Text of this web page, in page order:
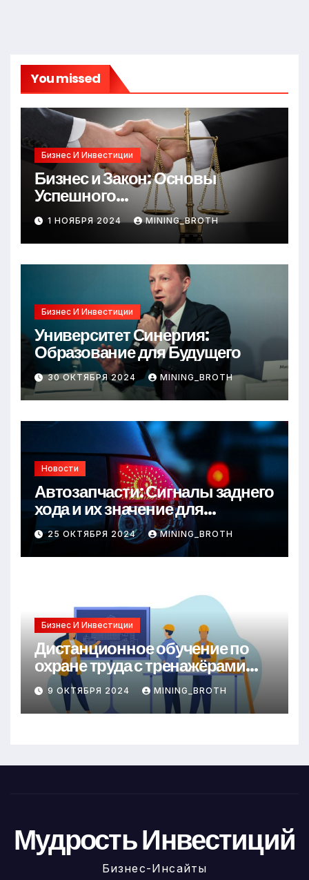
You missed
Бизнес И Инвестиции
Бизнес и Закон: Основы
Успешного
Предпринимательства
1 НОЯБРЯ 2024 MINING_BROTH
Бизнес И Инвестиции
Университет Синергия:
Образование для Будущего
30 ОКТЯБРЯ 2024 MINING_BROTH
Новости
Автозапчасти: Сигналы заднего
хода и их значение для
безопасности на дороге
25 ОКТЯБРЯ 2024 MINING_BROTH
Бизнес И Инвестиции
Дистанционное обучение по
охране труда с тренажёрами
онлайн
9 ОКТЯБРЯ 2024 MINING_BROTH
Мудрость Инвестиций
Бизнес-Инсайты